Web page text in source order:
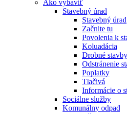
Ako vybaviť
Stavebný úrad
Stavebný úrad
Začnite tu
Povolenia k
Koluadácia
Drobné
Odstránenie
Poplatky
Tlačivá
Informácie o
Sociálne služby
Komunálny odpad